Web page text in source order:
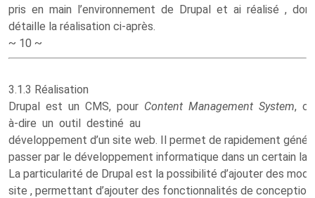
pris en main l’environnement de Drupal et ai réalisé ,
détaille la réalisation ci-après.
~ 10 ~
3.1.3 Réalisation
Drupal est un CMS, pour Content Management System,
à-dire un outil destiné au
développement d’un site web. Il permet de rapidement
passer par le développement informatique dans un certain
La particularité de Drupal est la possibilité d’ajouter des
site , permettant d’ajouter des fonctionnalités de